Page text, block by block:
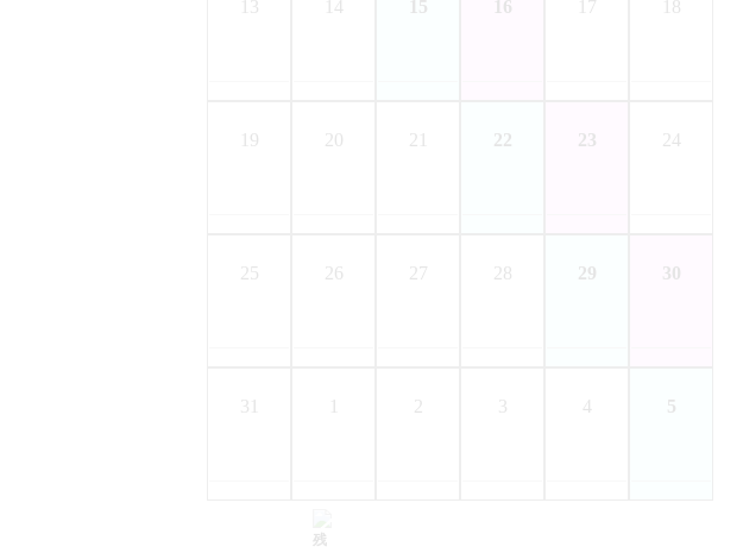
13 14 15 16 17 18
19 20 21 22 23 24
25 26 27 28 29 30
31 1 2 3 4 5